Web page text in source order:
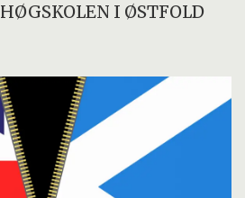
HØGSKOLEN I ØSTFOLD